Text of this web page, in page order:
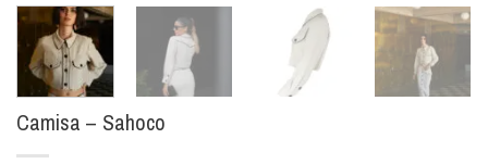
Camisa – Sahoco